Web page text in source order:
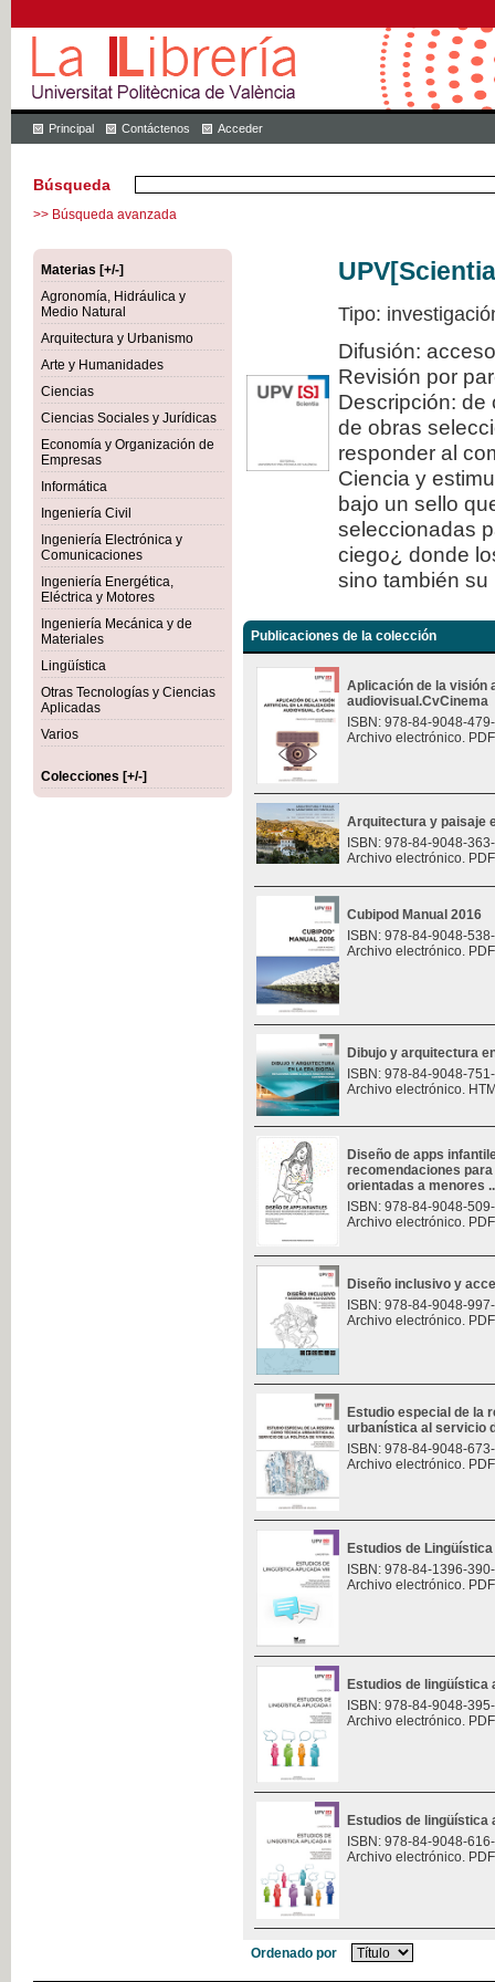
Principal Contáctenos Acceder
Búsqueda
>> Búsqueda avanzada
Materias [+/-]
Agronomía, Hidráulica y
Medio Natural
Arquitectura y Urbanismo
Arte y Humanidades
Ciencias
Ciencias Sociales y Jurídicas
Economía y Organización de
Empresas
Informática
Ingeniería Civil
Ingeniería Electrónica y
Comunicaciones
Ingeniería Energética,
Eléctrica y Motores
Ingeniería Mecánica y de
Materiales
Lingüística
Otras Tecnologías y Ciencias
Aplicadas
Varios
Colecciones [+/-]
Tipo:
Difusión:
Revisión por
Descripción: de
de obras
responder al
Ciencia y
bajo un sello
seleccionadas
ciego¿ donde
sino también
Publicaciones de la colección
Aplicación de la visión
audiovisual.CvCinema
ISBN: 978-84-9048-
Archivo electrónico.
Arquitectura y paisaje
ISBN: 978-84-9048-
Archivo electrónico.
Cubipod Manual 2016
ISBN: 978-84-9048-
Archivo electrónico.
Dibujo y arquitectura
ISBN: 978-84-9048-
Archivo electrónico.
Diseño de apps
recomendaciones
orientadas a menores
ISBN: 978-84-9048-
Archivo electrónico.
Diseño inclusivo y
ISBN: 978-84-9048-
Archivo electrónico.
Estudio especial de la
urbanística al servicio
ISBN: 978-84-9048-
Archivo electrónico.
Estudios de
ISBN: 978-84-1396-
Archivo electrónico.
Estudios de lingüística
ISBN: 978-84-9048-
Archivo electrónico.
Estudios de lingüística
ISBN: 978-84-9048-
Archivo electrónico.
Ordenado por